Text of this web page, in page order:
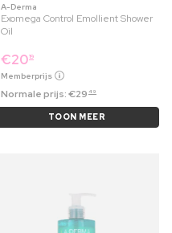
A-Derma
Exomega Control Emollient Shower
Oil
€2019
Memberprijs
Normale prijs:€29 49
TOON MEER